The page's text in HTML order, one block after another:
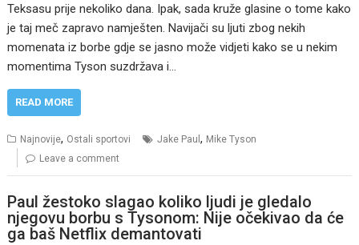
Teksasu prije nekoliko dana. Ipak, sada kruže glasine o tome kako
je taj meč zapravo namješten. Navijači su ljuti zbog nekih
momenata iz borbe gdje se jasno može vidjeti kako se u nekim
momentima Tyson suzdržava i…
READ MORE
Najnovije, Ostali sportovi Jake Paul, Mike Tyson
Leave a comment
Paul žestoko slagao koliko ljudi je gledalo
njegovu borbu s Tysonom: Nije očekivao da će
ga baš Netflix demantovati